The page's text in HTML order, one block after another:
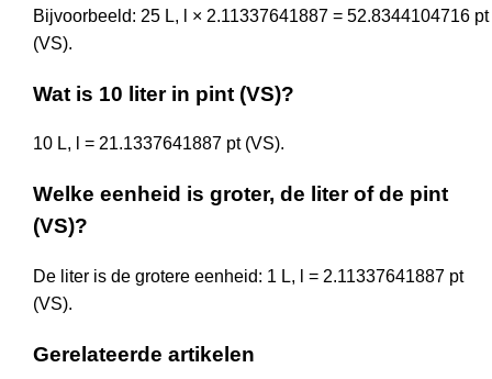
Bijvoorbeeld: 25 L, l × 2.11337641887 = 52.8344104716 pt
(VS).
Wat is 10 liter in pint (VS)?
10 L, l = 21.1337641887 pt (VS).
Welke eenheid is groter, de liter of de pint
(VS)?
De liter is de grotere eenheid: 1 L, l = 2.11337641887 pt
(VS).
Gerelateerde artikelen